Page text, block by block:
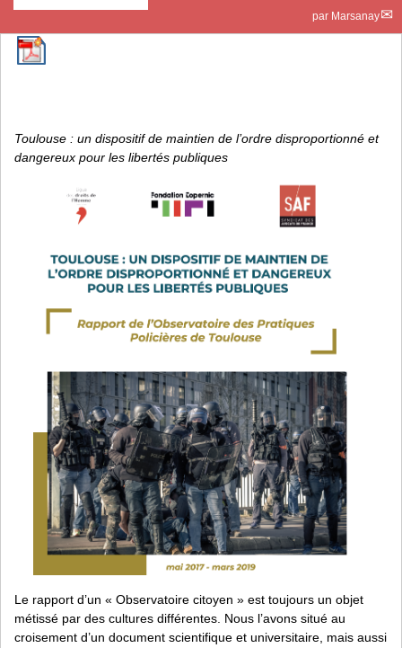
par Marsanay
Toulouse : un dispositif de maintien de l’ordre disproportionné et
dangereux pour les libertés publiques
Le rapport d’un « Observatoire citoyen » est toujours un objet
métissé par des cultures différentes. Nous l’avons situé au
croisement d’un document scientifique et universitaire, mais aussi